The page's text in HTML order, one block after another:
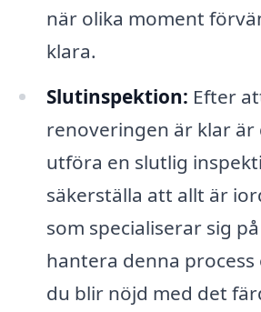
när olika moment
klara.
Slutinspektion: Efter
renoveringen är klar
utföra en slutlig
säkerställa att allt är
som specialiserar sig
hantera denna process
du blir nöjd med det